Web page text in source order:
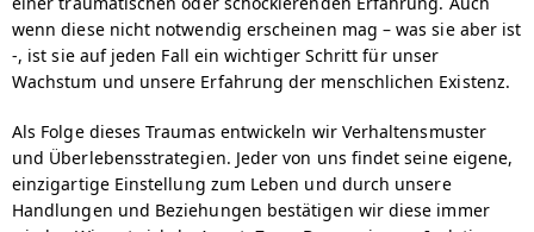
wenn diese nicht notwendig erscheinen mag – was sie aber ist
-, ist sie auf jeden Fall ein wichtiger Schritt für unser
Wachstum und unsere Erfahrung der menschlichen Existenz.
Als Folge dieses Traumas entwickeln wir Verhaltensmuster
und Überlebensstrategien. Jeder von uns findet seine eigene,
einzigartige Einstellung zum Leben und durch unsere
Handlungen und Beziehungen bestätigen wir diese immer